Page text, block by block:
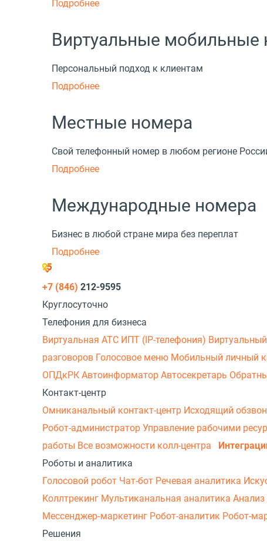
Подробнее
Виртуальные мобильные
Персональный подход к клиентам
Подробнее
Местные номера
Свой телефонный номер в любом регионе
Подробнее
Международные номера
Бизнес в любой стране мира без переплат
Подробнее
+7 (846) 212-9595
Круглосуточно
Телефония для бизнеса
Виртуальная АТС ИПТ (IP-телефония)
разговоров Голосовое меню Мобильный личный
ОПДкРК Автоинформатор Автосекретарь
Контакт-центр
Омниканальный контакт-центр Исходящий обзвон
Робот-администратор Управление рабочими
работы Все возможности колл-центра
Роботы и аналитика
Голосовой робот Чат-бот Речевая аналитика
Коллтрекинг Мультиканальная аналитика Анализ
Мессенджер‑маркетинг Робот-аналитик Робот-
Решения